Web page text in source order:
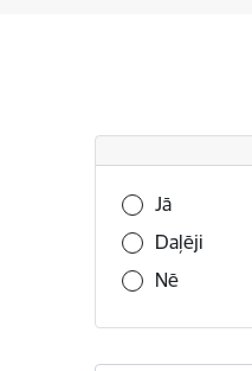
Vai šī
Jā
Daļēji
Nē